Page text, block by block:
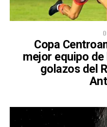
Copa
mejor equipo
golazos del